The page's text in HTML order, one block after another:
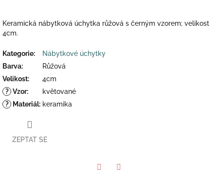
Keramická nábytková úchytka růžová s černým vzorem; velikost
4cm.
Kategorie:
Nábytkové úchytky
Barva:
Růžová
Velikost:
4cm
? Vzor:
květované
?
Materiál: keramika
ZEPTAT SE